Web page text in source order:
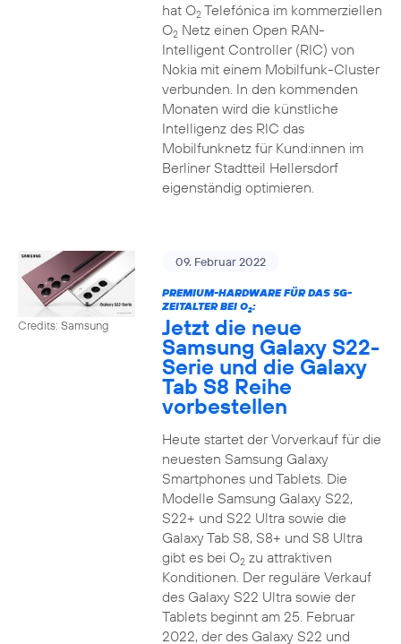
hat O2Telefónica im kommerziellen
O2Netz einen Open RAN-
Intelligent Controller (RIC) von
Nokia mit einem Mobilfunk-Cluster
verbunden. In den kommenden
Monaten wird die künstliche
Intelligenz des RIC das
Mobilfunknetz für Kund:innen im
Berliner Stadtteil Hellersdorf
eigenständig optimieren.
Credits: Samsung
09. Februar 2022
PREMIUM-HARDWARE FÜR DAS 5G-
ZEITALTER BEI O2:
Jetzt die neue
Samsung Galaxy S22-
Serie und die Galaxy
Tab S8 Reihe
vorbestellen
Heute startet der Vorverkauf für die
neuesten Samsung Galaxy
Smartphones und Tablets. Die
Modelle Samsung Galaxy S22,
S22+ und S22 Ultra sowie die
Galaxy Tab S8, S8+ und S8 Ultra
gibt es bei O2zu attraktiven
Konditionen. Der reguläre Verkauf
des Galaxy S22 Ultra sowie der
Tablets beginnt am 25. Februar
2022, der des Galaxy S22 und